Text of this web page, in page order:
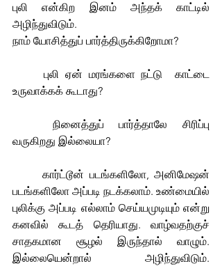
புலி என்கிற இனம் அந்தக் காட்டில்
அழிந்துவிடும்.
நாம் யோசித்துப் பார்த்திருக்கிறோமா?
உருவாக்கக் கூடாது?
வருகிறது இல்லையா?
	கார்ட்டூன் படங்களிலோ, அனிமேஷன்
படங்களிலோ அப்படி நடக்கலாம். உண்மையில்
புலிக்கு அப்படி எல்லாம் செய்யமுடியும் என்று
கனவில் கூடத் தெரியாது. வாழ்வதற்குச்
சாதகமான சூழல் இருந்தால் வாழும்.
இல்லையென்றால் அழிந்துவிடும்.